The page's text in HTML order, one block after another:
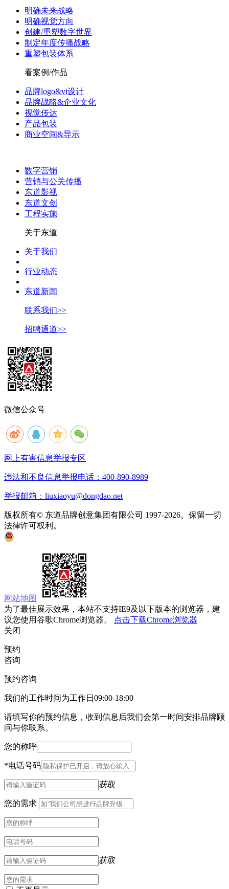
明确未来战略
明确视觉方向
创建/重塑数字世界
制定年度传播战略
重塑包装体系
看案例/作品
品牌logo&vi设计
品牌战略&企业文化
视觉传达
产品包装
商业空间&导示
数字营销
营销与公关传播
东道影视
东道文创
工程实施
关于东道
关于我们
行业动态
东道新闻
联系我们>>
招聘通道>>
微信公众号
网上有害信息举报专区
违法和不良信息举报电话：400-890-8989
举报邮箱：liuxiaoyu@dongdao.net
版权所有© 东道品牌创意集团有限公司 1997-2026。保留一切
法律许可权利。
网站地图
为了最佳展示效果，本站不支持IE9及以下版本的浏览器，建
议您使用谷歌Chrome浏览器。
点击下载Chrome浏览器
关闭
预约
咨询
预约咨询
我们的工作时间为工作日09:00-18:00
请填写你的预约信息，收到信息后我们会第一时间安排品牌顾
问与你联系。
您的称呼
*电话号码
获取
您的需求
获取